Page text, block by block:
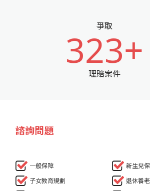
爭取
323+
理賠案件
諮詢問題
一般保障
新生兒
子女教育規劃
退休養老